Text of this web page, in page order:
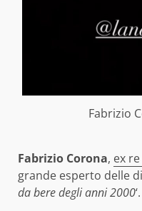
Fabrizio
Fabrizio Corona, ex
grande esperto delle
da bere degli anni 2000‘.